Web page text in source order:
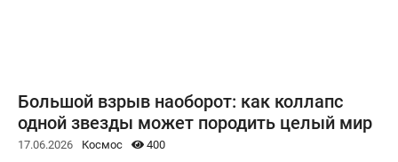
Большой взрыв наоборот: как коллапс
одной звезды может породить целый мир
17.06.2026 Космос
400